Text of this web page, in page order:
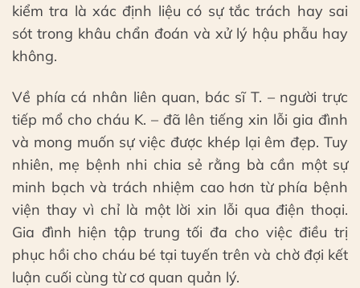
kiểm tra là xác định liệu có sự tắc trách hay sai
sót trong khâu chẩn đoán và xử lý hậu phẫu hay
không.
Về phía cá nhân liên quan, bác sĩ T. – người trực
tiếp mổ cho cháu K. – đã lên tiếng xin lỗi gia đình
và mong muốn sự việc được khép lại êm đẹp. Tuy
nhiên, mẹ bệnh nhi chia sẻ rằng bà cần một sự
minh bạch và trách nhiệm cao hơn từ phía bệnh
viện thay vì chỉ là một lời xin lỗi qua điện thoại.
Gia đình hiện tập trung tối đa cho việc điều trị
phục hồi cho cháu bé tại tuyến trên và chờ đợi kết
luận cuối cùng từ cơ quan quản lý.